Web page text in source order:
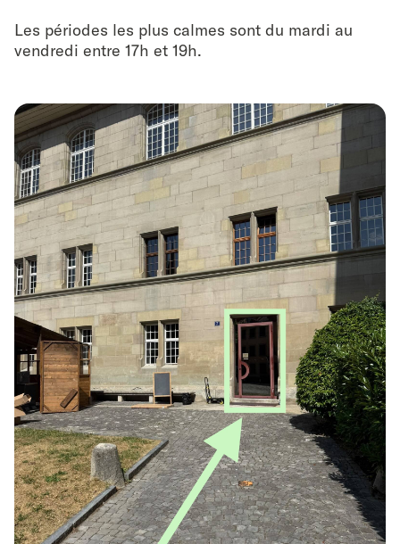
Les périodes les plus calmes sont du mardi au
vendredi entre 17h et 19h.